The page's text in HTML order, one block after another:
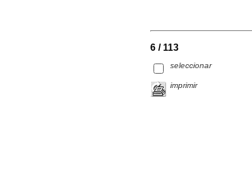
6 / 113
seleccionar
imprimir